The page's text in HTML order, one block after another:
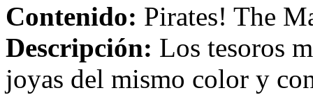
Contenido: Pirates! The
Descripción: Los tesoros
joyas del mismo color y